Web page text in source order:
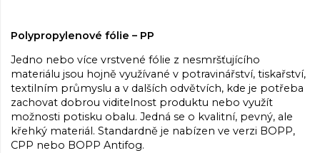
Polypropylenové fólie – PP
Jedno nebo více vrstvené fólie z nesmršťujícího
materiálu jsou hojně využívané v potravinářství, tiskařství,
textilním průmyslu a v dalších odvětvích, kde je potřeba
zachovat dobrou viditelnost produktu nebo využít
možnosti potisku obalu. Jedná se o kvalitní, pevný, ale
křehký materiál. Standardně je nabízen ve verzi BOPP,
CPP nebo BOPP Antifog.